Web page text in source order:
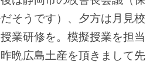
そうです）、夕方は月見校
業研修を。模擬授業を担当
晩広島土産を頂きまして先